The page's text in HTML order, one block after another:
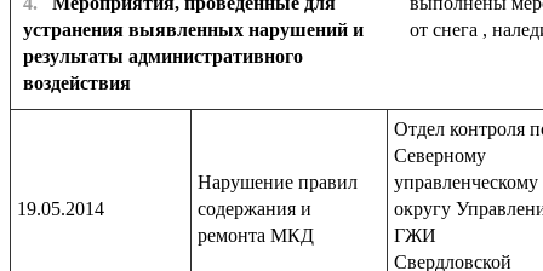
устранения выявленных нарушений и
результаты административного
воздействия
от снега ,
19.05.2014
Нарушение правил
содержания и
ремонта МКД
Отдел контроля
Северному
управленческому
округу
ГЖИ
Свердловской